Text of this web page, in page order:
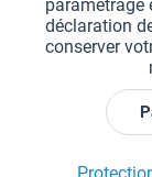
Aide et
Retour &
paramétrage
déclaration
conserver